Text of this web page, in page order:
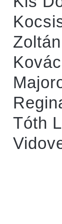
Zoltán
Tóth